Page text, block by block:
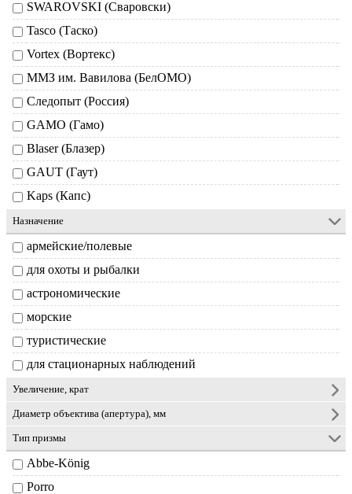
SWAROVSKI (Сваровски)
Tasco (Таско)
Vortex (Вортекс)
ММЗ им. Вавилова (БелОМО)
Следопыт (Россия)
GAMO (Гамо)
Blaser (Блазер)
GAUT (Гаут)
Kaps (Капс)
Назначение
армейские/полевые
для охоты и рыбалки
астрономические
морские
туристические
для стационарных наблюдений
Увеличение, крат
Диаметр объектива (апертура), мм
Тип призмы
Abbe-König
Porro